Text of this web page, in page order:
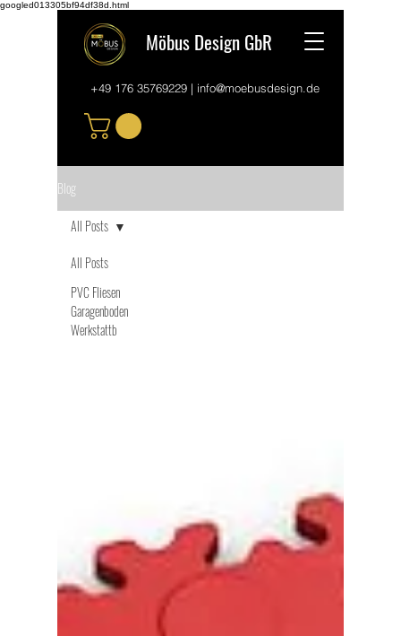
googled013305bf94df38d.html
Möbus Design GbR
+49 176 35769229| info@moebusdesign.de
Blog
All Posts
PVC Fliesen
Garagenboden
Werkstattb
All Posts